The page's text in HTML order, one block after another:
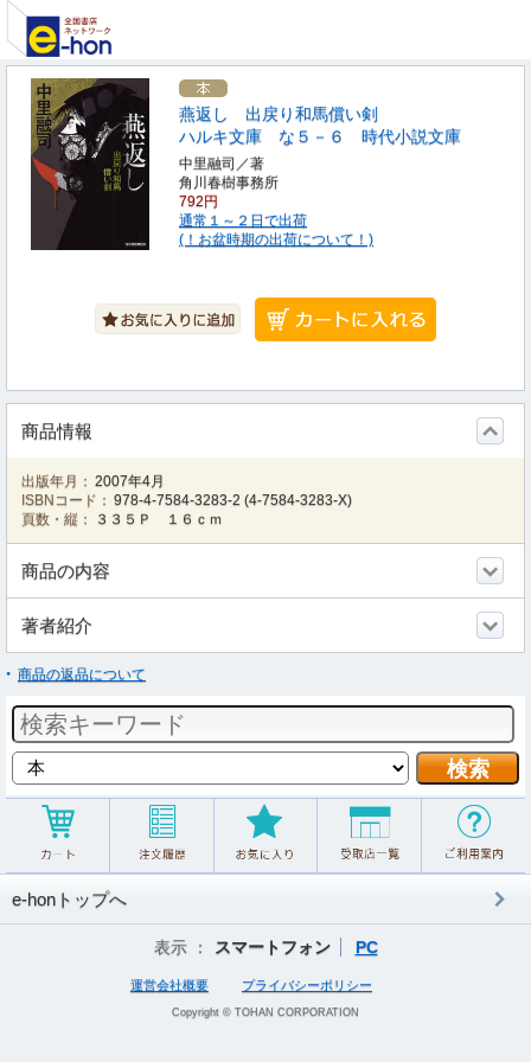
燕返し 出戻り和馬償い剣
ハルキ文庫 な５－６ 時代小説文庫
中里融司／著
角川春樹事務所
792円
通常１～２日で出荷
(！お盆時期の出荷について！)
商品情報
出版年月： 2007年4月
ISBNコード： 978-4-7584-3283-2 (4-7584-3283-X)
頁数・縦：
３３５Ｐ １６ｃｍ
商品の内容
著者紹介
商品の返品について
e-honトップへ
表示 ： スマートフォン PC
運営会社概要 プライバシーポリシー
Copyright © TOHAN CORPORATION